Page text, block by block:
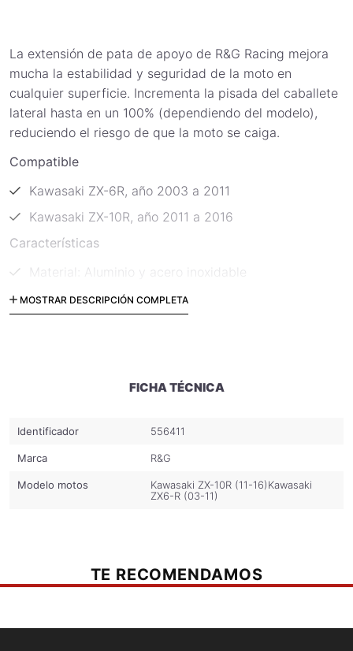
La extensión de pata de apoyo de R&G Racing mejora
mucha la estabilidad y seguridad de la moto en
cualquier superficie. Incrementa la pisada del caballete
lateral hasta en un 100% (dependiendo del modelo),
reduciendo el riesgo de que la moto se caiga.
Compatible
Kawasaki ZX-6R, año 2003 a 2011
Kawasaki ZX-10R, año 2011 a 2016
Características
Material: Aluminio y acero inoxidable
Color: Negro/plata
MOSTRAR DESCRIPCIÓN COMPLETA
FICHA TÉCNICA
Identificador 556411
Marca R&G
Modelo motos Kawasaki ZX-10R (11-16)Kawasaki
ZX6-R (03-11)
TE RECOMENDAMOS